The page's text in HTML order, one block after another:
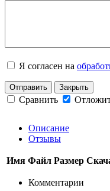
Я согласен на
Отправить Закрыть
Сравнить
Описание
Отзывы
Имя Файл Размер
Комментарии